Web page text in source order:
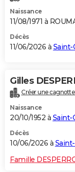
Naissance
11/08/1971 à
Décès
11/06/2026 à Saint-
Gilles
Créer une
Naissance
20/10/1952 à Saint-
Décès
10/06/2026 à
Famille